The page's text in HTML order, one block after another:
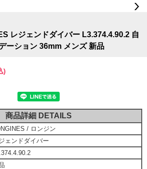
レジェンドダイバー L3.374.4.90.2 自
ーション 36mm メンズ 新品
)
商品詳細 DETAILS
/ ロンジン
ェンドダイバー